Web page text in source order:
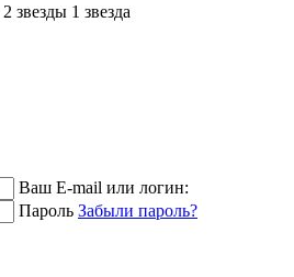
2 звeзды 1 звeзда
Ваш E-mail или логин:
Пароль Забыли пароль?